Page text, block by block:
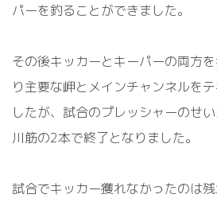
パーを釣ることができました。
その後キッカーとキーパーの両方
り主要な岬とメインチャンネルを
したが、試合のプレッシャーのせ
川筋の2本で終了となりました。
試合でキッカー獲れなかったのは